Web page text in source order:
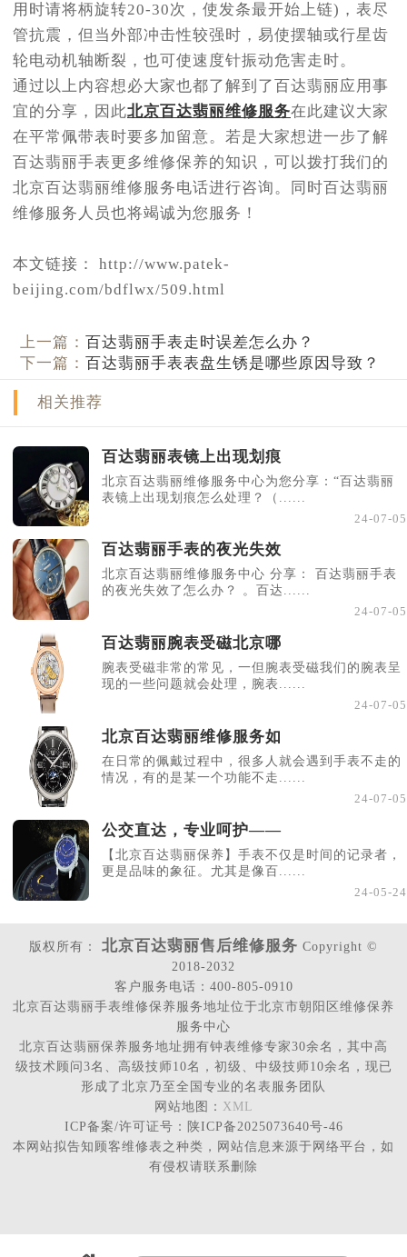
用时请将柄旋转20-30次，使发条最开始上链)，表尽
管抗震，但当外部冲击性较强时，易使摆轴或行星齿
轮电动机轴断裂，也可使速度针振动危害走时。
通过以上内容想必大家也都了解到了百达翡丽应用事
宜的分享，因此北京百达翡丽维修服务在此建议大家
在平常佩带表时要多加留意。若是大家想进一步了解
百达翡丽手表更多维修保养的知识，可以拨打我们的
北京百达翡丽维修服务电话进行咨询。同时百达翡丽
维修服务人员也将竭诚为您服务！
本文链接： http://www.patek-
beijing.com/bdflwx/509.html
上一篇：百达翡丽手表走时误差怎么办？
下一篇：百达翡丽手表表盘生锈是哪些原因导致？
相关推荐
百达翡丽表镜上出现划痕
北京百达翡丽维修服务中心为您分享：“百达翡丽
表镜上出现划痕怎么处理？（......
24-07-05
百达翡丽手表的夜光失效
北京百达翡丽维修服务中心 分享： 百达翡丽手表
的夜光失效了怎么办？ 。百达......
24-07-05
百达翡丽腕表受磁北京哪
腕表受磁非常的常见，一但腕表受磁我们的腕表呈
现的一些问题就会处理，腕表......
24-07-05
北京百达翡丽维修服务如
在日常的佩戴过程中，很多人就会遇到手表不走的
情况，有的是某一个功能不走......
24-07-05
公交直达，专业呵护——
【北京百达翡丽保养】手表不仅是时间的记录者，
更是品味的象征。尤其是像百......
24-05-24
版权所有： 北京百达翡丽售后维修服务 Copyright ©
2018-2032
客户服务电话：400-805-0910
北京百达翡丽手表维修保养服务地址位于北京市朝阳区维修保养
服务中心
北京百达翡丽保养服务地址拥有钟表维修专家30余名，其中高
级技术顾问3名、高级技师10名，初级、中级技师10余名，现已
形成了北京乃至全国专业的名表服务团队
网站地图： XML
ICP备案/许可证号：陕ICP备2025073640号-46
本网站拟告知顾客维修表之种类，网站信息来源于网络平台，如
有侵权请联系删除